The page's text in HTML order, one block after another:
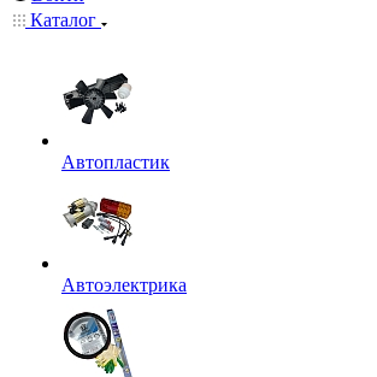
Каталог
Автопластик
Автоэлектрика